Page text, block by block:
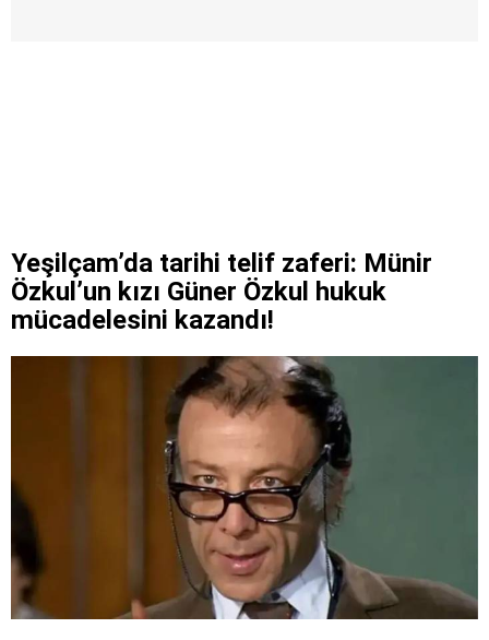
Yeşilçam’da tarihi telif zaferi: Münir
Özkul’un kızı Güner Özkul hukuk
mücadelesini kazandı!